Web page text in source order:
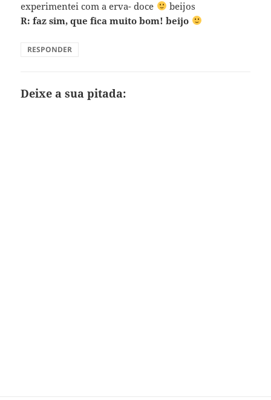
experimentei com a erva- doce
beijos
R: faz sim, que fica muito bom! beijo
RESPONDER
Deixe a sua pitada: